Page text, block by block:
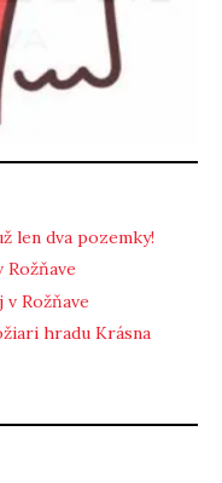
len dva pozemky!
v Rožňave
hradu Krásna